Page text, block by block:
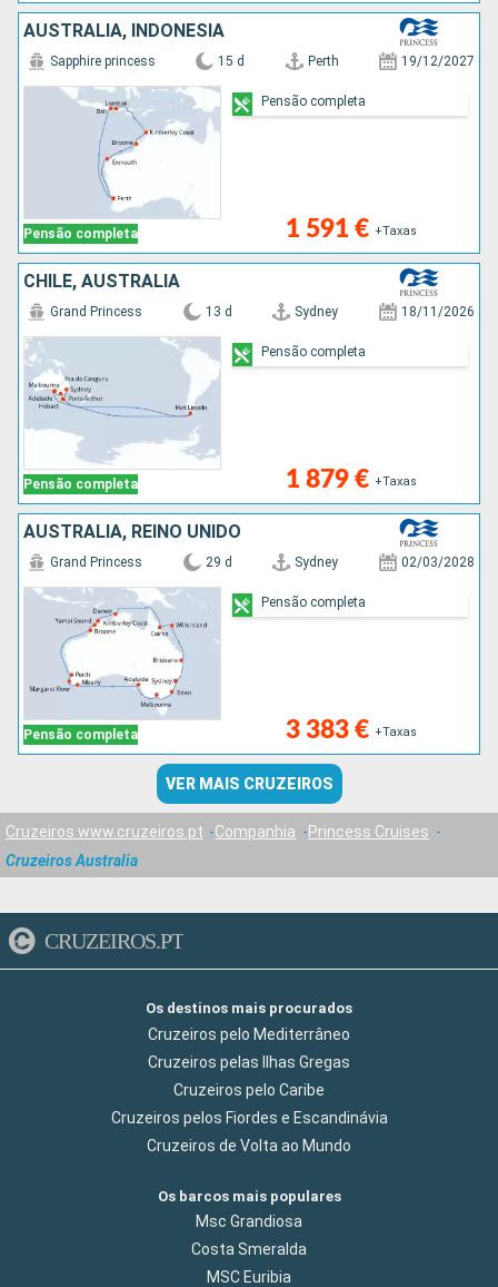
AUSTRALIA, INDONÉSIA
Pensão completa
Sapphire princess 15 d Perth 19/12/2027
1 591 € +Taxas
Pensão completa
CHILE, AUSTRALIA
Pensão completa
Grand Princess 13 d Sydney 18/11/2026
1 879 € +Taxas
Pensão completa
AUSTRALIA, REINO UNIDO
Pensão completa
Grand Princess 29 d Sydney 02/03/2028
3 383 € +Taxas
Pensão completa
VER MAIS CRUZEIROS
Cruzeiros www.cruzeiros.pt Companhia
Princess Cruises
Cruzeiros Australia
CRUZEIROS.PT
Os destinos mais procurados
Cruzeiros pelo Mediterrâneo
Cruzeiros pelas Ilhas Gregas
Cruzeiros pelo Caribe
Cruzeiros pelos Fiordes e Escandinávia
Cruzeiros de Volta ao Mundo
Os barcos mais populares
Msc Grandiosa
Costa Smeralda
MSC Euribia